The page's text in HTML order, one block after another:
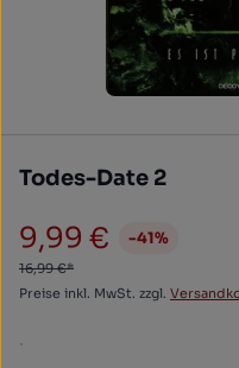
Todes-Date 2
Verkaufspreis:
9,99 € -41%
16,99 €*
Preise inkl. MwSt. zzgl.
.